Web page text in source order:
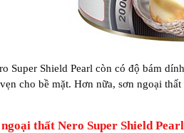
Super Shield Pearl còn có độ bám
cho bề mặt. Hơn nữa, sơn ngoại
thất Nero Super Shield Pearl